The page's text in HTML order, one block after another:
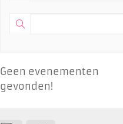
Geen evenementen
gevonden!